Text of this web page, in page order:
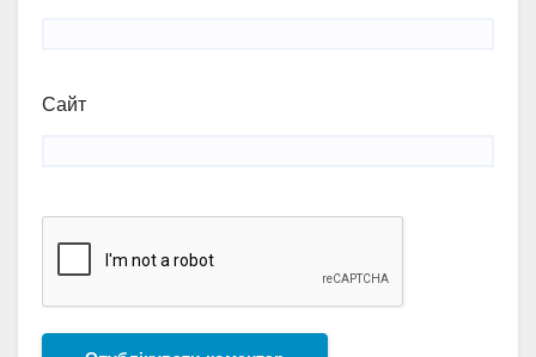
Сайт